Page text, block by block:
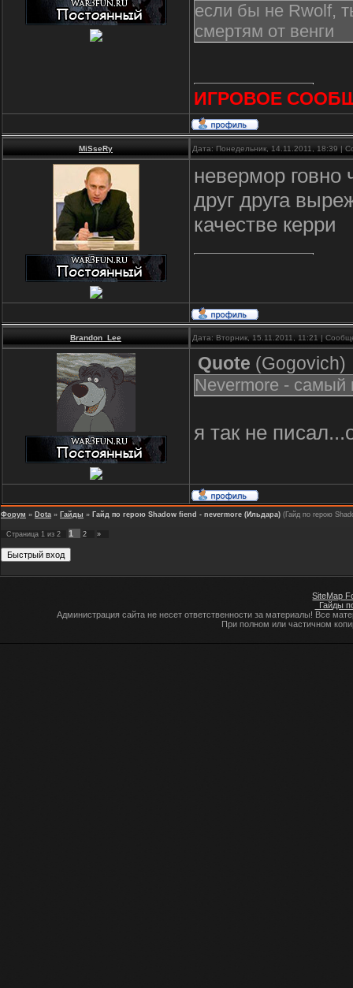
если бы не Rwolf,
смертям от венги
ИГРОВОЕ
MiSseRy Дата: Понедельник, 14.11.2011, 18:39 |
невермор говно
друг друга
качестве керри
Brandon_Lee Дата: Вторник, 15.11.2011, 11:21 |
Quote (Gogovich)
Nevermore - самый
я так не
Форум » Dota » Гайды » Гайд по герою Shadow fiend - nevermore (Ильдара) (Гайд по герою
Страница 1 из 2 1 2 »
SiteMap
Гайды
Администрация сайта не несет ответственности за материалы! Все
При полном или частичном